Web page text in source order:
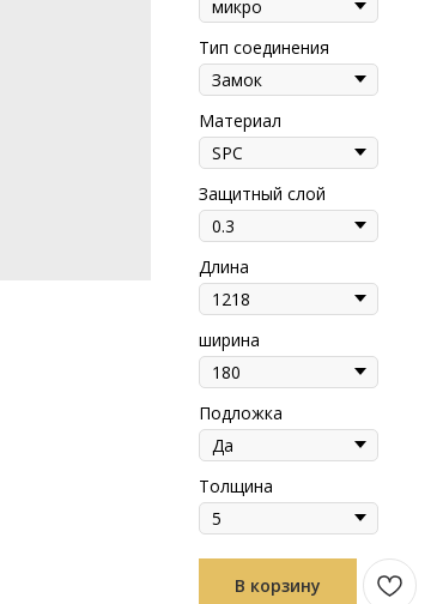
Тип соединения
Материал
Защитный слой
Длина
ширина
Подложка
Толщина
В корзину